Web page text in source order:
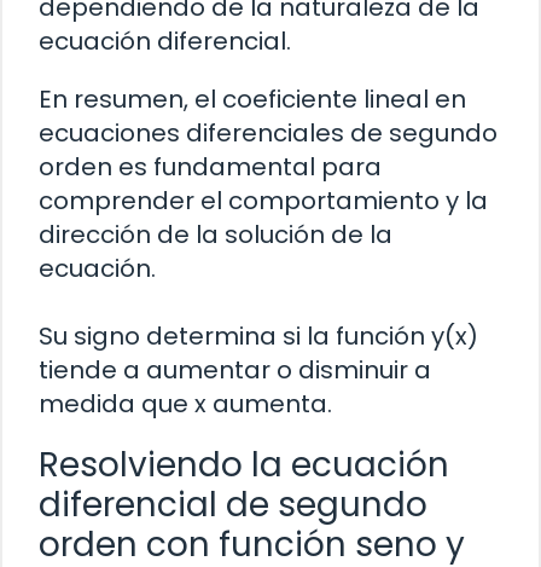
dependiendo de la naturaleza de la
ecuación diferencial.
En resumen, el coeficiente lineal en
ecuaciones diferenciales de segundo
orden es fundamental para
comprender el comportamiento y la
dirección de la solución de la
ecuación.
Su signo determina si la función y(x)
tiende a aumentar o disminuir a
medida que x aumenta.
Resolviendo la ecuación
diferencial de segundo
orden con función seno y